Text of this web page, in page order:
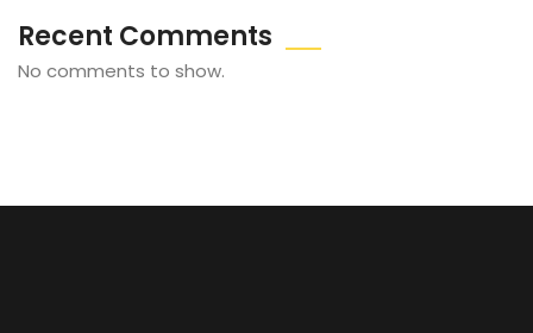
Recent Comments
No comments to show.